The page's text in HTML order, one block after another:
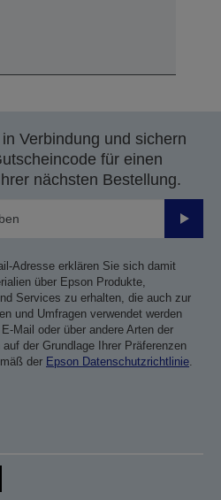
Verbindung und sichern
für einen
nächsten Bestellung.
Adresse erklären Sie sich damit
über Epson Produkte,
Services zu erhalten, die auch zur
und Umfragen verwendet werden
Mail oder über andere Arten der
der Grundlage Ihrer Präferenzen
der Epson Datenschutzrichtlinie